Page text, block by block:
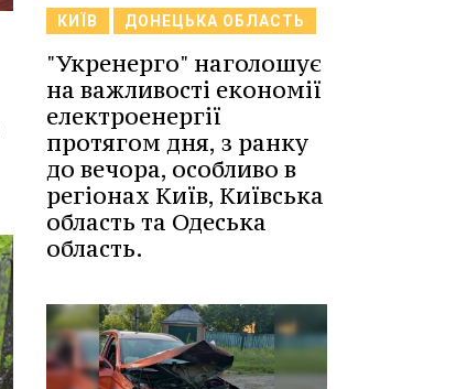
КИЇВ ДОНЕЦЬКА ОБЛАСТЬ
"Укренерго" наголошує
на важливості економії
електроенергії
протягом дня, з ранку
до вечора, особливо в
регіонах Київ, Київська
область та Одеська
область.